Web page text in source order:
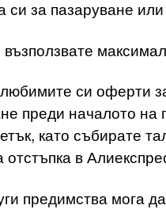
си за пазаруване
възползвате
си оферти
преди началото на
като събирате
отстъпка в
предимства мога